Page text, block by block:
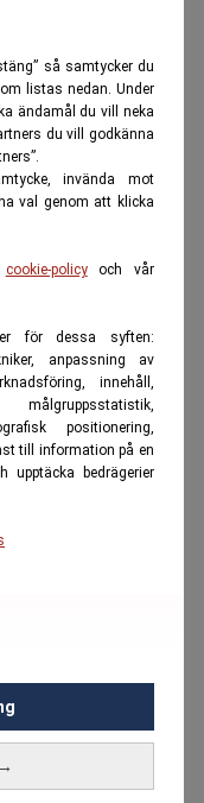
så samtycker du
listas nedan. Under
ändamål du vill neka
du vill godkänna
invända mot
val genom att klicka
cookie-policyoch vår
för dessa syften:
anpassning av
innehåll,
positionering,
till information på en
upptäcka bedrägerier